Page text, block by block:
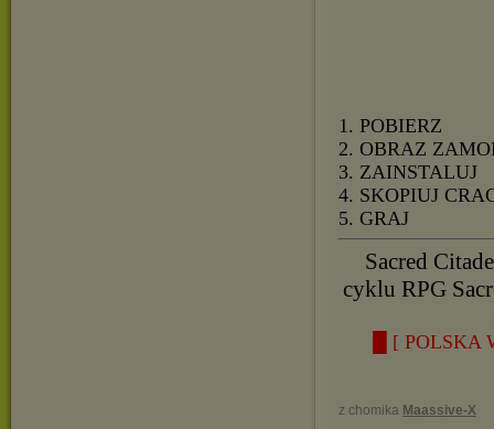
1. POBIERZ
2. OBRAZ
3. ZAINSTALUJ
4. SKOPIUJ
5. GRAJ
Sacred
cyklu RPG
█ [ POLSKA
z chomika Maassive-X